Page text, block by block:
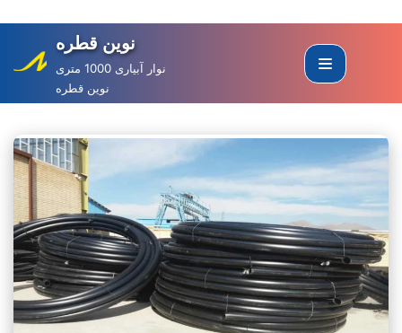
to
content
نوین قطره
نوار آبیاری 1000 متری
نوین قطره